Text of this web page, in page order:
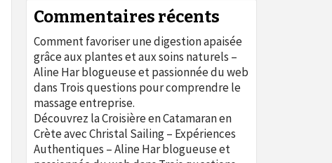
Commentaires récents
Comment favoriser une digestion apaisée
grâce aux plantes et aux soins naturels –
Aline Har blogueuse et passionnée du web
dans Trois questions pour comprendre le
massage entreprise.
Découvrez la Croisière en Catamaran en
Crète avec Christal Sailing – Expériences
Authentiques – Aline Har blogueuse et